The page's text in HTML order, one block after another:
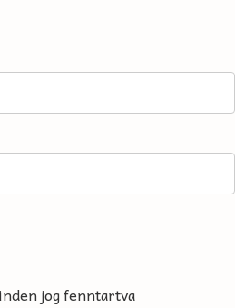
jog fenntartva